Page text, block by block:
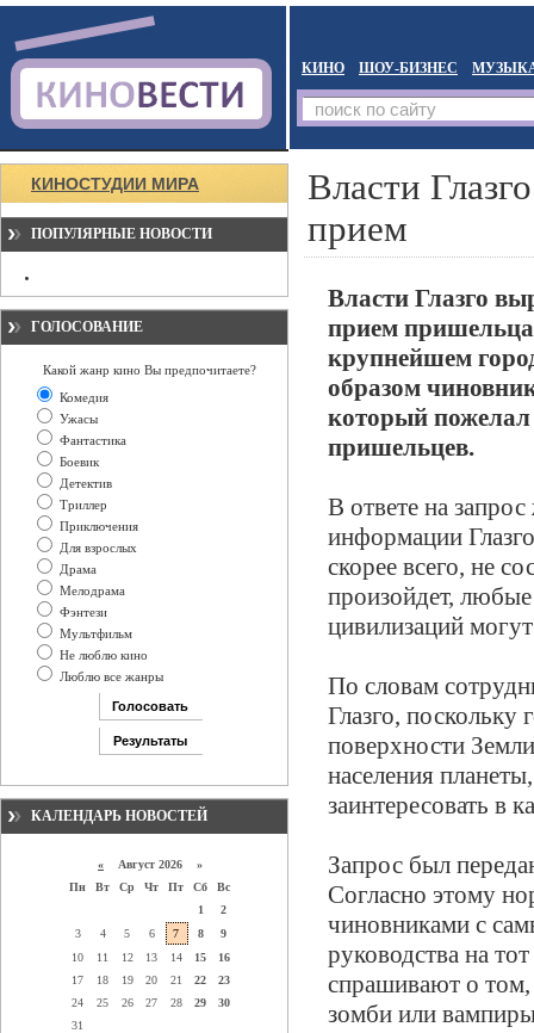
КИНО ШОУ-БИЗНЕС
КИНОСТУДИИ МИРА
ПОПУЛЯРНЫЕ НОВОСТИ
ГОЛОСОВАНИЕ
Какой жанр кино Вы предпочитаете?
Комедия
Ужасы
Фантастика
Боевик
Детектив
Триллер
Приключения
Для взрослых
Драма
Мелодрама
Фэнтези
Мультфильм
Не люблю кино
Люблю все жанры
КАЛЕНДАРЬ НОВОСТЕЙ
« Август 2026 »
Пн
Вт Ср Чт Пт Сб
Вс
1
2
3
4 5 6 7 8
9
10
11 12 13 14 15
16
17
18 19 20 21 22
23
24
25 26 27 28 29
30
31
Власти
прием
Власти Глазго
прием
крупнейшем
образом
который
пришельцев.
В ответе на
информации
скорее всего, не
произойдет,
цивилизаций
По словам
Глазго, поскольку
поверхности
населения
заинтересовать в
Запрос был
Согласно этому
чиновниками с
руководства на
спрашивают о том,
зомби или